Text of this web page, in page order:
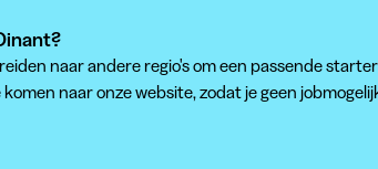
naar andere regio's om een passende
naar onze website, zodat je geen